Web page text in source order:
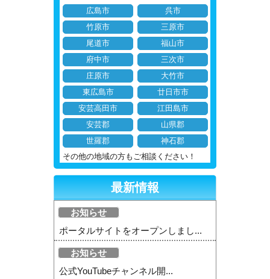
広島市
呉市
竹原市
三原市
尾道市
福山市
府中市
三次市
庄原市
大竹市
東広島市
廿日市市
安芸高田市
江田島市
安芸郡
山県郡
世羅郡
神石郡
その他の地域の方もご相談ください！
最新情報
お知らせ
ポータルサイトをオープンしまし...
お知らせ
公式YouTubeチャンネル開...